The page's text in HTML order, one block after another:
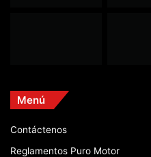
Menú
Contáctenos
Reglamentos Puro Motor